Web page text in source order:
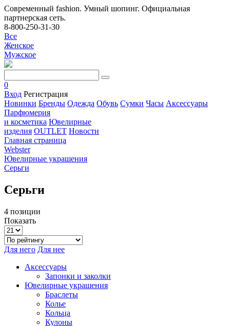
Современный fashion. Умный шопинг. Официальная
партнерская сеть.
8-800-250-31-30
Все
Женское
Мужское
0
Вход Регистрация
Новинки Бренды Одежда Обувь Сумки Часы Аксессуары
Парфюмерия
и косметика Ювелирные
изделия OUTLET Новости
Главная страница
Webster
Ювелирные украшения
Серьги
Серьги
4 позиции
Показать
Для него Для нее
Аксессуары
Запонки и заколки
Ювелирные украшения
Браслеты
Колье
Кольца
Кулоны